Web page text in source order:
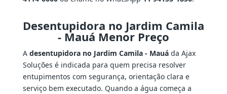
Desentupidora no Jardim Camila
- Mauá Menor Preço
A desentupidora no Jardim Camila - Mauáda Ajax
Soluções é indicada para quem precisa resolver
entupimentos com segurança, orientação clara e
serviço bem executado. Quando a água começa a